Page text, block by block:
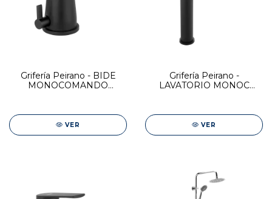
Grifería Peirano - BIDE
MONOCOMANDO
VER
Grifería Peirano -
LAVATORIO MONOC
VER